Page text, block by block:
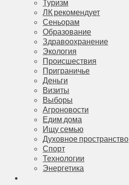
Туризм
ЛК рекомендует
Сеньорам
Образование
Здравоохранение
Экология
Происшествия
Приграничье
Деньги
Визиты
Выборы
Агроновости
Едим дома
Ищу семью
Духовное пространство
Спорт
Технологии
Энергетика